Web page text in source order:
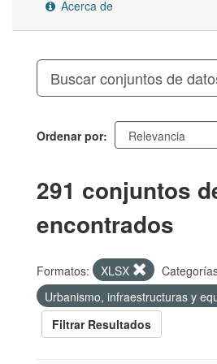
Acerca de
Ordenar por
291 conjuntos
encontrados
Formatos: XLSX
Urbanismo, infraestructuras y
Filtrar Resultados